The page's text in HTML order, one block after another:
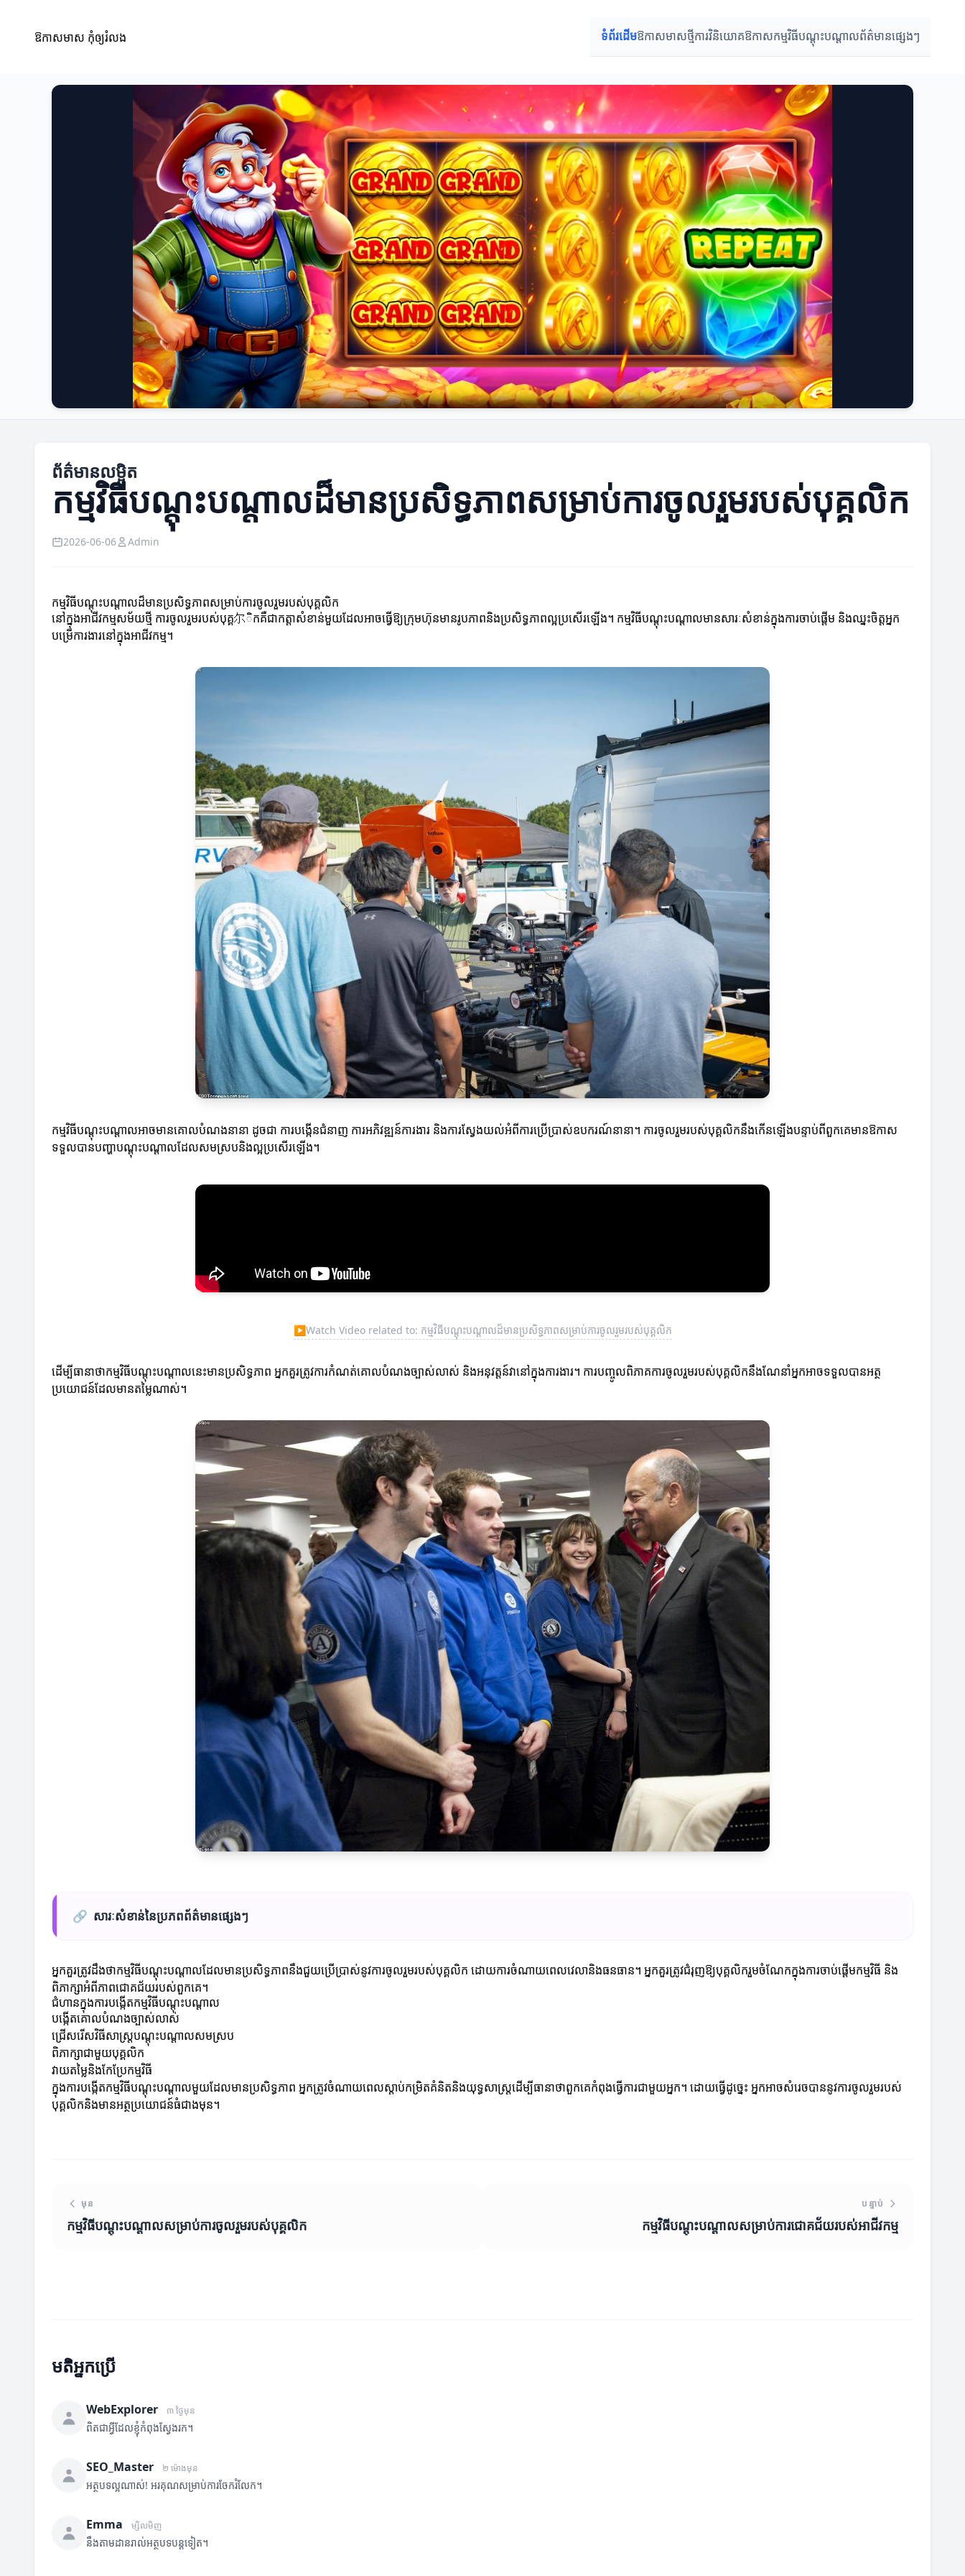
ឱកាសមាស កុំឲ្យរំលង ទំព័រដើមឱកាសមាសថ្មីការវិនិយោគឱកាសកម្មវិធីបណ្តុះបណ្តាលព័ត៌មានផ្សេងៗ
ព័ត៌មានលម្អិត
កម្មវិធីបណ្តុះបណ្តាលដ៏មានប្រសិទ្ធភាពសម្រាប់ការចូលរួមរបស់បុគ្គលិក
2026-06-06 Admin
កម្មវិធីបណ្តុះបណ្តាលដ៏មានប្រសិទ្ធភាពសម្រាប់ការចូលរួមរបស់បុគ្គលិក
នៅក្នុងអាជីវកម្មសម័យថ្មី ការចូលរួមរបស់បុគ្គ尔ិកគឺជា​កត្តាសំខាន់មួយដែលអាចធ្វើឱ្យក្រុមហ៊ុនមានរូបភាពនិងប្រសិទ្ធភាពល្អប្រសើរឡើង។ កម្មវិធីបណ្តុះបណ្តាលមានសារៈសំខាន់ក្នុងការចាប់ផ្តើម និងឈ្នះចិត្តអ្នក
បម្រើការងារនៅក្នុងអាជីវកម្ម។
កម្មវិធីបណ្តុះបណ្តាលអាចមានគោលបំណងនានា ដូច​ជា ការបង្កើនជំនាញ ការអភិវឌ្ឍន៍ការងារ និងការស្វែងយល់អំពីការប្រើប្រាស់ឧបករណ៍នានា។ ការចូលរួមរបស់បុគ្គលិកនឹងកើនឡើងបន្ទាប់ពីពួកគេមានឱកាស
ទទួលបានបញ្ហាបណ្តុះបណ្តាលដែលសមស្របនិងល្អប្រសើរឡើង។
▶Watch Video related to: កម្មវិធីបណ្តុះបណ្តាលដ៏មានប្រសិទ្ធភាពសម្រាប់ការចូលរួមរបស់បុគ្គលិក
ដើម្បីធានាថាកម្មវិធីបណ្តុះបណ្តាលនេះមានប្រសិទ្ធភាព អ្នកគួរត្រូវការកំណត់គោលបំណងច្បាស់លាស់ និងអនុវត្តន៍វានៅក្នុងការងារ។ ការបញ្ចូលពិភាគការចូលរួមរបស់បុគ្គលិកនឹងណែនាំអ្នកអាចទទួលបានអត្ថ
ប្រយោជន៍ដែលមានតម្លៃណាស់។
🔗 សារៈសំខាន់នៃប្រភពព័ត៌មានផ្សេងៗ
អ្នកគួរត្រូវដឹងថាកម្មវិធីបណ្តុះបណ្តាលដែលមានប្រសិទ្ធភាពនឹងជួយប្រើប្រាស់នូវការចូលរួមរបស់បុគ្គលិក ដោយការចំណាយពេលវេលានិងធនធាន។ អ្នកគួរត្រូវជំរុញឱ្យបុគ្គលិករួមចំណែកក្នុងការចាប់ផ្តើមកម្មវិធី និង
ពិភាក្សាអំពីភាពជោគជ័យរបស់ពួកគេ។
ជំហានក្នុងការបង្កើតកម្មវិធីបណ្តុះបណ្តាល
បង្កើតគោលបំណងច្បាស់លាស់
ជ្រើសរើសវិធីសាស្ត្របណ្តុះបណ្តាលសមស្រប
ពិភាក្សាជាមួយបុគ្គលិក
វាយតម្លៃនិងកែប្រែកម្មវិធី
ក្នុងការបង្កើតកម្មវិធីបណ្តុះបណ្តាលមួយដែលមានប្រសិទ្ធភាព អ្នកត្រូវចំណាយពេលស្តាប់កម្រិតគំនិតនិងយុទ្ធសាស្ត្រ​ដើម្បីធានាថាពួកគេកំពុងធ្វើការជាមួយអ្នក។ ដោយធ្វើដូច្នេះ អ្នកអាចសំរេចបាននូវការចូលរួមរបស់
បុគ្គលិកនិងមានអត្ថប្រយោជន៍ធំជាងមុន។
មុន
កម្មវិធីបណ្តុះបណ្តាលសម្រាប់ការចូលរួមរបស់បុគ្គលិក
បន្ទាប់
កម្មវិធីបណ្តុះបណ្តាលសម្រាប់ការជោគជ័យរបស់អាជីវកម្ម
មតិអ្នកប្រើ
WebExplorer ៣ ថ្ងៃមុន
ពិតជាអ្វីដែលខ្ញុំកំពុងស្វែងរក។
SEO_Master ២ ម៉ោងមុន
អត្ថបទល្អណាស់! អរគុណសម្រាប់ការចែករំលែក។
Emma ម្សិលមិញ
នឹងតាមដានរាល់អត្ថបទបន្តទៀត។